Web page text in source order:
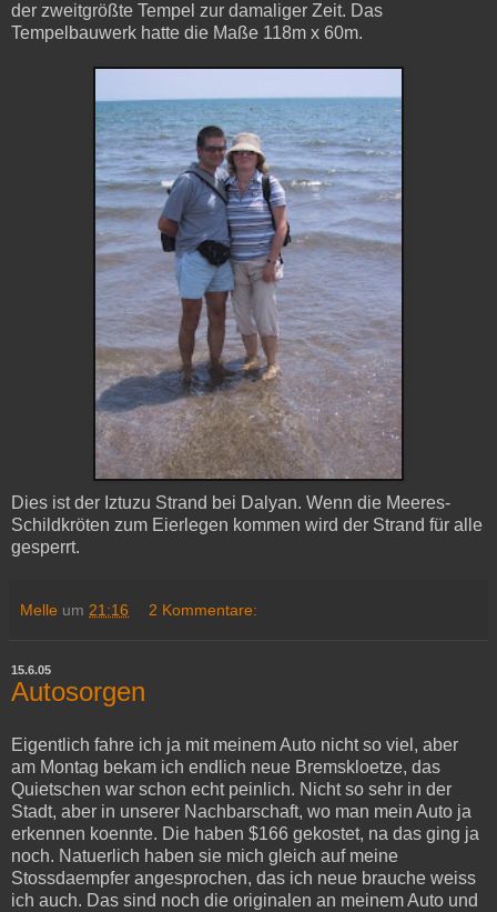
der zweitgrößte Tempel zur damaliger Zeit. Das
Tempelbauwerk hatte die Maße 118m x 60m.
Dies ist der Iztuzu Strand bei Dalyan. Wenn die Meeres-
Schildkröten zum Eierlegen kommen wird der Strand für alle
gesperrt.
Melle um 21:16 2 Kommentare:
15.6.05
Autosorgen
Eigentlich fahre ich ja mit meinem Auto nicht so viel, aber
am Montag bekam ich endlich neue Bremskloetze, das
Quietschen war schon echt peinlich. Nicht so sehr in der
Stadt, aber in unserer Nachbarschaft, wo man mein Auto ja
erkennen koennte. Die haben $166 gekostet, na das ging ja
noch. Natuerlich haben sie mich gleich auf meine
Stossdaempfer angesprochen, das ich neue brauche weiss
ich auch. Das sind noch die originalen an meinem Auto und